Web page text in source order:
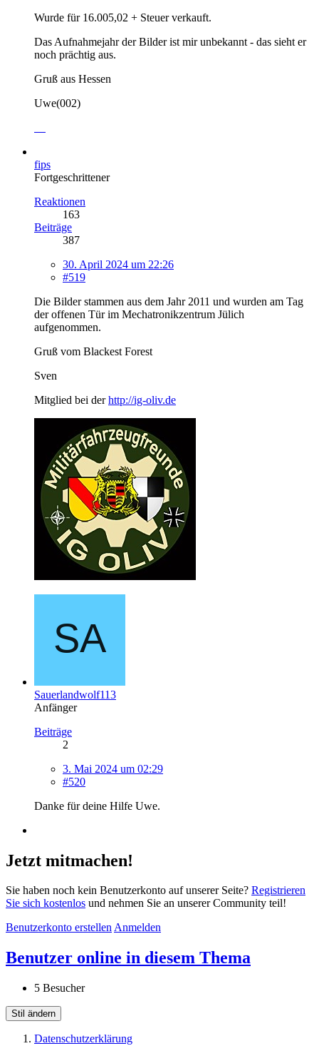
Wurde für 16.005,02 + Steuer verkauft.
Das Aufnahmejahr der Bilder ist mir unbekannt - das sieht er
noch prächtig aus.
Gruß aus Hessen
Uwe(002)
fips
Fortgeschrittener
Reaktionen
163
Beiträge
387
30. April 2024 um 22:26
#519
Die Bilder stammen aus dem Jahr 2011 und wurden am Tag
der offenen Tür im Mechatronikzentrum Jülich
aufgenommen.
Gruß vom Blackest Forest
Sven
Mitglied bei derhttp://ig-oliv.de
Sauerlandwolf113
Anfänger
Beiträge
2
3. Mai 2024 um 02:29
#520
Danke für deine Hilfe Uwe.
Jetzt mitmachen!
Sie haben noch kein Benutzerkonto auf unserer Seite? Registrieren
Sie sich kostenlos und nehmen Sie an unserer Community teil!
Benutzerkonto erstellenAnmelden
Benutzer online in diesem Thema
5 Besucher
Stil ändern
Datenschutzerklärung